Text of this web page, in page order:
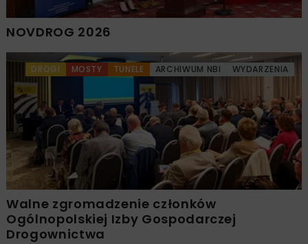
NOVDROG 2026
DROGI MOSTY TUNELE ARCHIWUM NBI WYDARZENIA
Walne zgromadzenie członków
Ogólnopolskiej Izby Gospodarczej
Drogownictwa